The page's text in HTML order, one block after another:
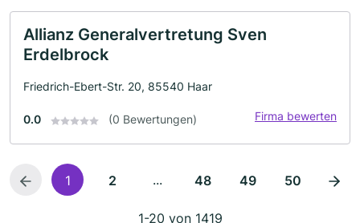
Allianz Generalvertretung Sven
Erdelbrock
Friedrich-Ebert-Str. 20, 85540 Haar
0.0 (0 Bewertungen) Firma bewerten
1 2 ... 48 49 50
1-20 von 1419